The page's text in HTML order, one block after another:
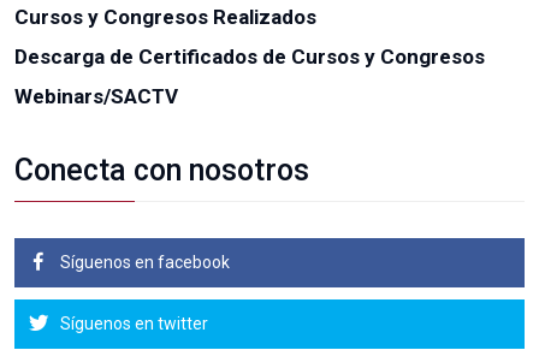
Cursos y Congresos Realizados
Descarga de Certificados de Cursos y Congresos
Webinars/SACTV
Conecta con nosotros
Síguenos en facebook
Síguenos en twitter